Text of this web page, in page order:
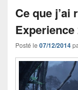
Ce que j’ai
Experience
Posté le 07/12/2014